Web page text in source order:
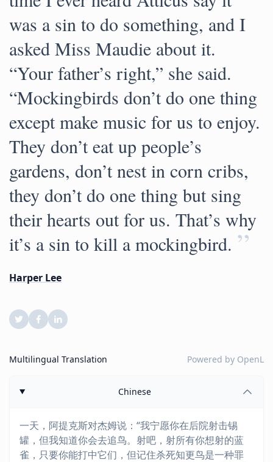
was a sin to do something, and I
asked Miss Maudie about it.
“Your father’s right,” she said.
“Mockingbirds don’t do one thing
except make music for us to enjoy.
They don’t eat up people’s
gardens, don’t nest in corn cribs,
they don’t do one thing but sing
their hearts out for us. That’s why
it’s a sin to kill a mockingbird. ”
Harper Lee
Multilingual Translation Powered by OpenL
Chinese
一天，阿提克斯对杰姆说：“我宁愿你在后院射击锡
罐，但我知道你会去追鸟。射吧，射所有你想射的蓝
雀，只要你能打中它们，但记住杀死知更鸟是一种罪